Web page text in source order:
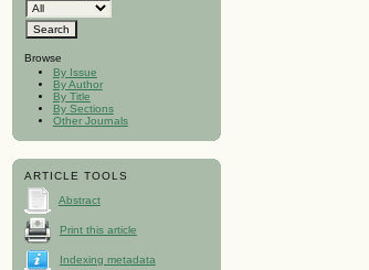
Browse
By Issue
By Author
By Title
By Sections
Other Journals
ARTICLE TOOLS
Abstract
Print this article
Indexing metadata